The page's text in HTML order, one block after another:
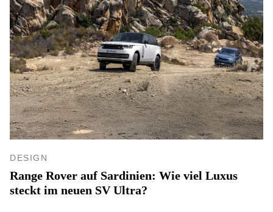
DESIGN
Range Rover auf Sardinien: Wie viel Luxus
steckt im neuen SV Ultra?